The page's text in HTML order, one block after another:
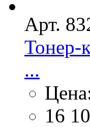
Арт.
Тонер-
...
16